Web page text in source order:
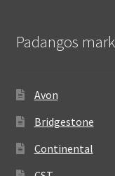
Padangos
Avon
Bridgestone
Continental